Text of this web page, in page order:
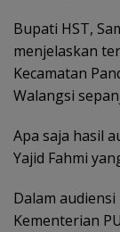
Bupati HST,
menjelaskan
Kecamatan
Walangsi
Apa saja hasil
Yajid Fahmi
Dalam
Kementerian